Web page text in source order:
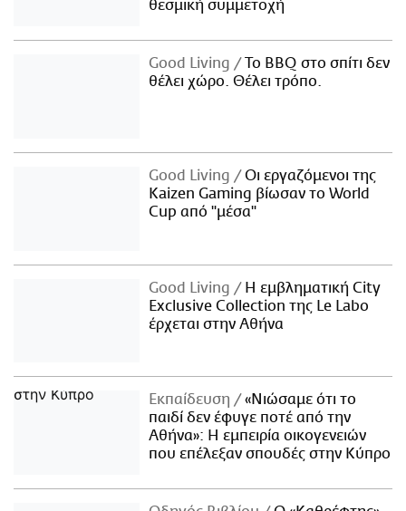
θεσμική συμμετοχή
Good Living
Το BBQ στο σπίτι δεν
θέλει χώρο. Θέλει τρόπο.
Good Living
Οι εργαζόμενοι της
Kaizen Gaming βίωσαν το World
Cup από "μέσα"
Good Living
Η εμβληματική City
Exclusive Collection της Le Labo
έρχεται στην Αθήνα
Εκπαίδευση
«Νιώσαμε ότι το
παιδί δεν έφυγε ποτέ από την
Αθήνα»: Η εμπειρία οικογενειών
που επέλεξαν σπουδές στην Κύπρο